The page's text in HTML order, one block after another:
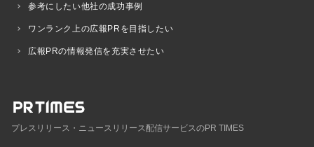
参考にしたい他社の成功事例
ワンランク上の広報PRを目指したい
広報PRの情報発信を充実させたい
プレスリリース・ニュースリリース配信サービスのPR TIMES